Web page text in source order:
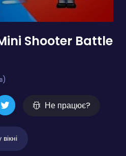
Shooter Battle
Не працює?